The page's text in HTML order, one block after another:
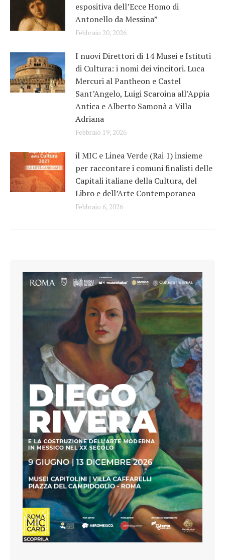
espositiva dell’Ecce Homo di
Antonello da Messina”
Febbraio 20, 2026
I nuovi Direttori di 14 Musei e Istituti
di Cultura: i nomi dei vincitori. Luca
Mercuri al Pantheon e Castel
Sant’Angelo, Luigi Scaroina all’Appia
Antica e Alberto Samonà a Villa
Adriana
Febbraio 19, 2026
il MIC e Linea Verde (Rai 1) insieme
per raccontare i comuni finalisti delle
Capitali italiane della Cultura, del
Libro e dell’Arte Contemporanea
Febbraio 6, 2026